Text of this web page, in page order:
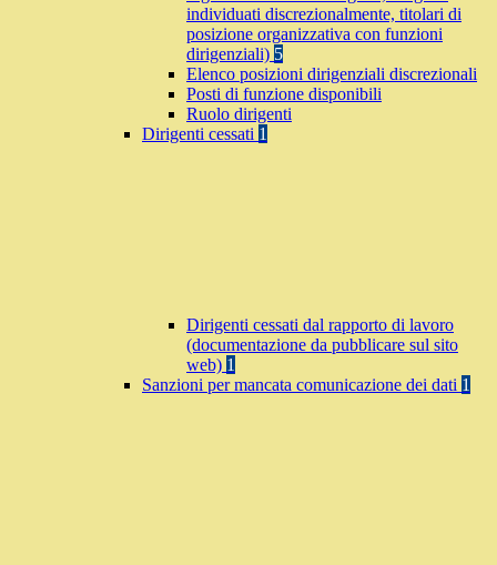
individuati discrezionalmente, titolari di
posizione organizzativa con funzioni
dirigenziali) 5
Elenco posizioni dirigenziali discrezionali
Posti di funzione disponibili
Ruolo dirigenti
Dirigenti cessati 1
Dirigenti cessati dal rapporto di lavoro
(documentazione da pubblicare sul sito
web) 1
Sanzioni per mancata comunicazione dei dati 1